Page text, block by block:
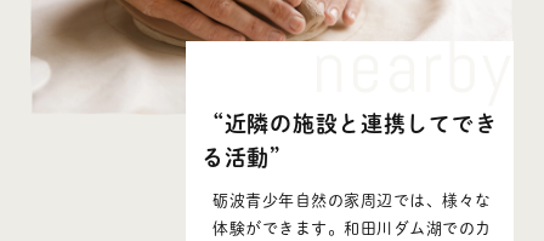
“近隣の施設と連携してでき
る活動”
砺波青少年自然の家周辺では、様々な
体験ができます。和田川ダム湖でのカ